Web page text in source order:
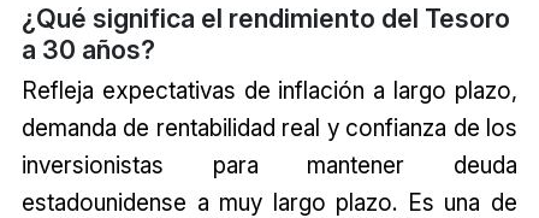
¿Qué significa el rendimiento del Tesoro
a 30 años?
Refleja expectativas de inflación a largo plazo,
demanda de rentabilidad real y confianza de los
inversionistas para mantener deuda
estadounidense a muy largo plazo. Es una de